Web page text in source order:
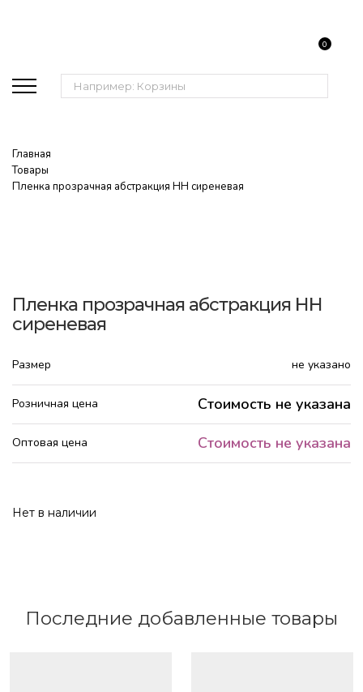
Поиск:
0
Главная
Товары
Пленка прозрачная абстракция НН сиреневая
Пленка прозрачная абстракция НН
сиреневая
Размер не указано
Розничная цена Стоимость не указана
Оптовая цена Стоимость не указана
Нет в наличии
Последние добавленные товары